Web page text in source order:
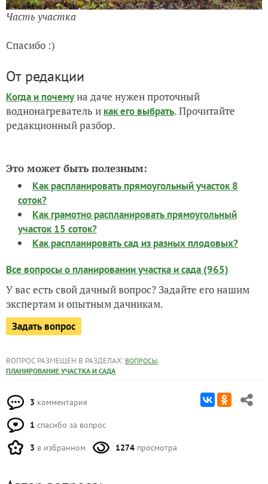
Часть участка
Спасибо :)
От редакции
Когда и почемуна даче нужен проточный
воднонагреватель и как его выбрать. Прочитайте
редакционный разбор.
Это может быть полезным:
Как распланировать прямоугольный участок 8
соток?
Как грамотно распланировать прямоугольный
участок 15 соток?
Как распланировать сад из разных плодовых?
Все вопросы о планировании участка и сада (965)
У вас есть свой дачный вопрос? Задайте его нашим
экспертам и опытным дачникам.
Задать вопрос
ВОПРОС РАЗМЕЩЕН В РАЗДЕЛАХ: ВОПРОСЫ,
ПЛАНИРОВАНИЕ УЧАСТКА И САДА
3 комментария
1 спасибо за вопрос
3 в избранном 1274 просмотра